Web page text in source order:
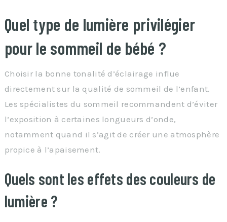
Quel type de lumière privilégier
pour le sommeil de bébé ?
Choisir la bonne tonalité d’éclairage influe
directement sur la qualité de sommeil de l’enfant.
Les spécialistes du sommeil recommandent d’éviter
l’exposition à certaines longueurs d’onde,
notamment quand il s’agit de créer une atmosphère
propice à l’apaisement.
Quels sont les effets des couleurs de
lumière ?